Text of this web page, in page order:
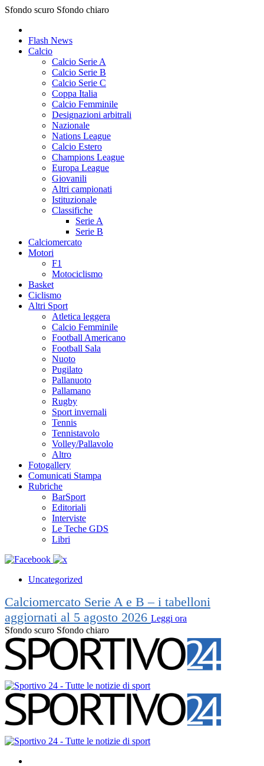
Sfondo scuro Sfondo chiaro
Flash News
Calcio
Calcio Serie A
Calcio Serie B
Calcio Serie C
Coppa Italia
Calcio Femminile
Designazioni arbitrali
Nazionale
Nations League
Calcio Estero
Champions League
Europa League
Giovanili
Altri campionati
Istituzionale
Classifiche
Serie A
Serie B
Calciomercato
Motori
F1
Motociclismo
Basket
Ciclismo
Altri Sport
Atletica leggera
Calcio Femminile
Football Americano
Football Sala
Nuoto
Pugilato
Pallanuoto
Pallamano
Rugby
Sport invernali
Tennis
Tennistavolo
Volley/Pallavolo
Altro
Fotogallery
Comunicati Stampa
Rubriche
BarSport
Editoriali
Interviste
Le Teche GDS
Libri
Uncategorized
Calciomercato Serie A e B – i tabelloni
aggiornati al 5 agosto 2026 Leggi ora
Sfondo scuro Sfondo chiaro